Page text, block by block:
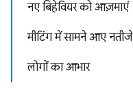
नए बिहेवियर को आज़माएं
मीटिंग में सामने आए नतीजे
लोगों का आभार